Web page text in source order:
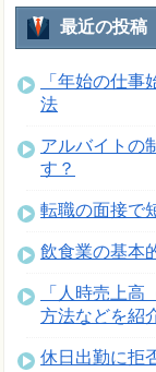
最近の投稿
「年始の仕
法
アルバイトの
す？
転職の面接で
飲食業の基本
「人時売上
方法などを紹
休日出勤に拒